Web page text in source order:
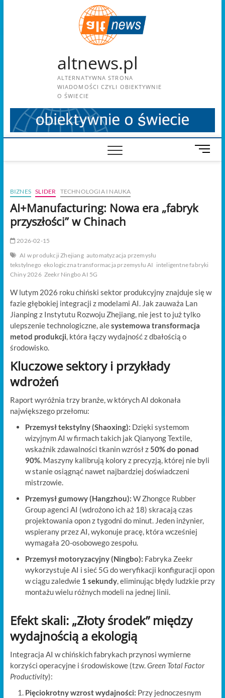
altnews.pl
ALTERNATYWNA STRONA
WIADOMOŚCI CZYLI OBIEKTYWNIE
O ŚWIECIE
M
e
u
t
BIZNES SLIDER TECHNOLOGIA I NAUKA
AI+Manufacturing: Nowa era „fabryk
przyszłości” w Chinach
2026-02-15
AI w produkcji Zhejiang automatyzacja przemysłu
tekstylnego ekologiczna transformacja przemysłu AI inteligentne fabryki
Chiny 2026 Zeekr Ningbo AI 5G
W lutym 2026 roku chiński sektor produkcyjny znajduje się w
fazie głębokiej integracji z modelami AI. Jak zauważa Lan
Jianping z Instytutu Rozwoju Zhejiang, nie jest to już tylko
ulepszenie technologiczne, alesystemowa transformacja
metod produkcji, która łączy wydajność z dbałością o
środowisko.
Kluczowe sektory i przykłady
wdrożeń
Raport wyróżnia trzy branże, w których AI dokonała
największego przełomu:
Przemysł tekstylny (Shaoxing): Dzięki systemom
wizyjnym AI w firmach takich jak Qianyong Textile,
wskaźnik zdawalności tkanin wzrósł z50% do ponad
90%. Maszyny kalibrują kolory z precyzją, której nie byli
w stanie osiągnąć nawet najbardziej doświadczeni
mistrzowie.
Przemysł gumowy (Hangzhou): W Zhongce Rubber
Group agenci AI (wdrożono ich aż 18) skracają czas
projektowania opon z tygodni do minut. Jeden inżynier,
wspierany przez AI, wykonuje pracę, która wcześniej
wymagała 20-osobowego zespołu.
Przemysł motoryzacyjny (Ningbo): Fabryka Zeekr
wykorzystuje AI i sieć 5G do weryfikacji konfiguracji opon
w ciągu zaledwie 1 sekundy, eliminując błędy ludzkie przy
montażu wielu różnych modeli na jednej linii.
Efekt skali: „Złoty środek” między
wydajnością a ekologią
Integracja AI w chińskich fabrykach przynosi wymierne
korzyści operacyjne i środowiskowe (tzw.Green Total Factor
Productivity):
Pięciokrotny wzrost wydajności: Przy jednoczesnym